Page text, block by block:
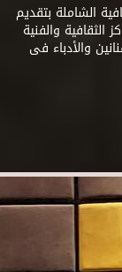
الشاملة بتقديم
الثقافية والفنية
والأدباء فى